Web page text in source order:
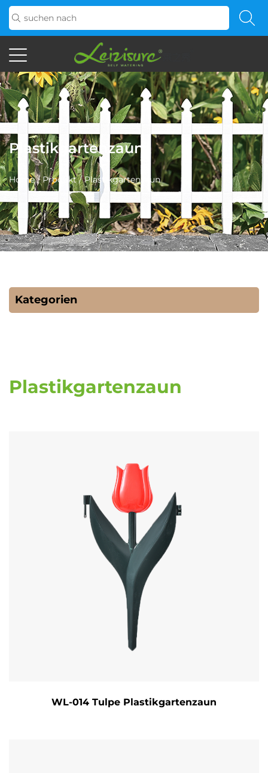
Plastikgartenzaun
Home/Produkt/Plastikgartenzaun
Kategorien
Plastikgartenzaun
WL-014 Tulpe Plastikgartenzaun